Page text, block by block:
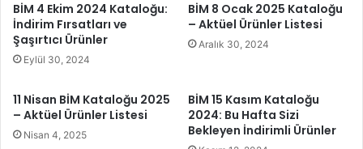
BİM 4 Ekim 2024 Kataloğu:
İndirim Fırsatları ve
Şaşırtıcı Ürünler
Eylül 30, 2024
BİM 8 Ocak 2025 Kataloğu
– Aktüel Ürünler Listesi
Aralık 30, 2024
11 Nisan BİM Kataloğu 2025
– Aktüel Ürünler Listesi
Nisan 4, 2025
BİM 15 Kasım Kataloğu
2024: Bu Hafta Sizi
Bekleyen İndirimli Ürünler